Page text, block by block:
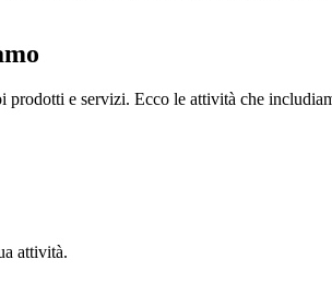
e servizi. Ecco le attività che
attività.